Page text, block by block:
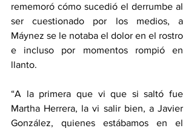
rememoró cómo sucedió el derrumbe al
ser cuestionado por los medios, a
Máynez se le notaba el dolor en el rostro
e incluso por momentos rompió en
llanto.
“A la primera que vi que si saltó fue
Martha Herrera, la vi salir bien, a Javier
González, quienes estábamos en el